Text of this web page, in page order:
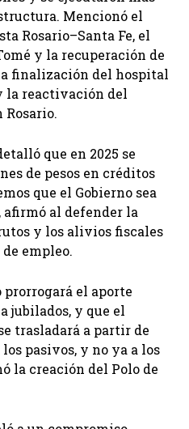
Mencionó el
Rosario–Santa Fe, el
y la recuperación de
finalización del hospital
la reactivación del
Rosario.
que en 2025 se
de pesos en créditos
que el Gobierno sea
afirmó al defender la
y los alivios fiscales
empleo.
el aporte
jubilados, y que el
trasladará a partir de
pasivos, y no ya a los
la creación del Polo de